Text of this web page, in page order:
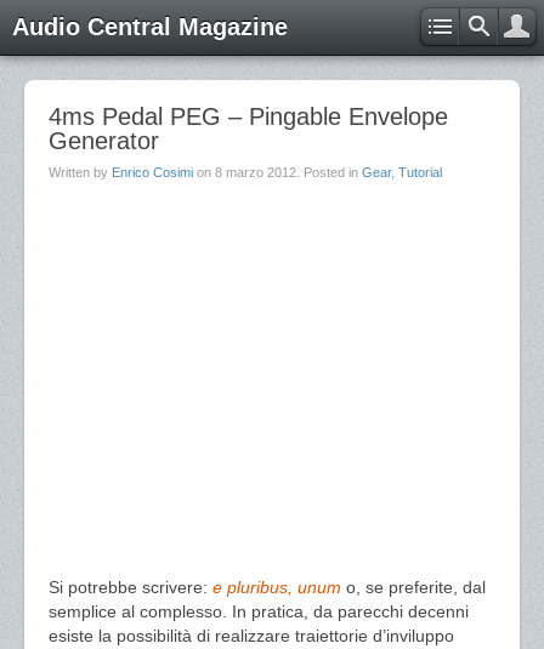
Audio Central Magazine
4ms Pedal PEG – Pingable Envelope
Generator
Written by Enrico Cosimi on 8 marzo 2012 . Posted in Gear, Tutorial
Si potrebbe scrivere: e pluribus, unum o, se preferite, dal
semplice al complesso. In pratica, da parecchi decenni
esiste la possibilità di realizzare traiettorie d’inviluppo